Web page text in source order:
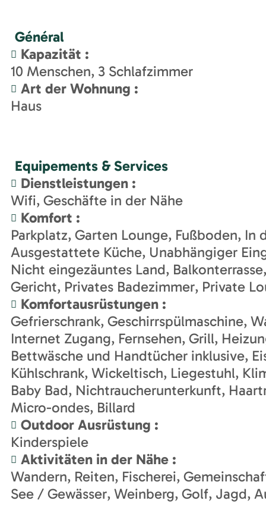
Général
Kapazität :
10 Menschen 3 Schlafzimmer
Art der Wohnung :
Haus
Equipements & Services
Dienstleistungen :
Wifi Geschäfte in der Nähe
Komfort :
Parkplatz Garten Lounge Fußboden In
Ausgestattete Küche Unabhängiger
Nicht eingezäuntes Land Balkonterrasse
Gericht Privates Badezimmer Private
Komfortausrüstungen :
Gefrierschrank Geschirrspülmaschine
Internet Zugang Fernsehen Grill
Bettwäsche und Handtücher inklusive
Kühlschrank Wickeltisch Liegestuhl
Baby Bad Nichtraucherunterkunft
Micro-ondes Billard
Outdoor Ausrüstung :
Kinderspiele
Aktivitäten in der Nähe :
Wandern Reiten Fischerei
See / Gewässer Weinberg Golf Jagd